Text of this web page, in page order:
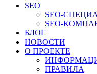
SEO
SEO-
SEO-
БЛОГ
НОВОСТИ
О ПРОЕКТЕ
ПРАВИЛА